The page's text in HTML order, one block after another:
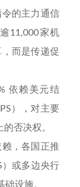
的主力通信
11,000家机
而是传递促
依赖美元结
），对主要
否决权。
，各国正推
）或多边央行
设施。